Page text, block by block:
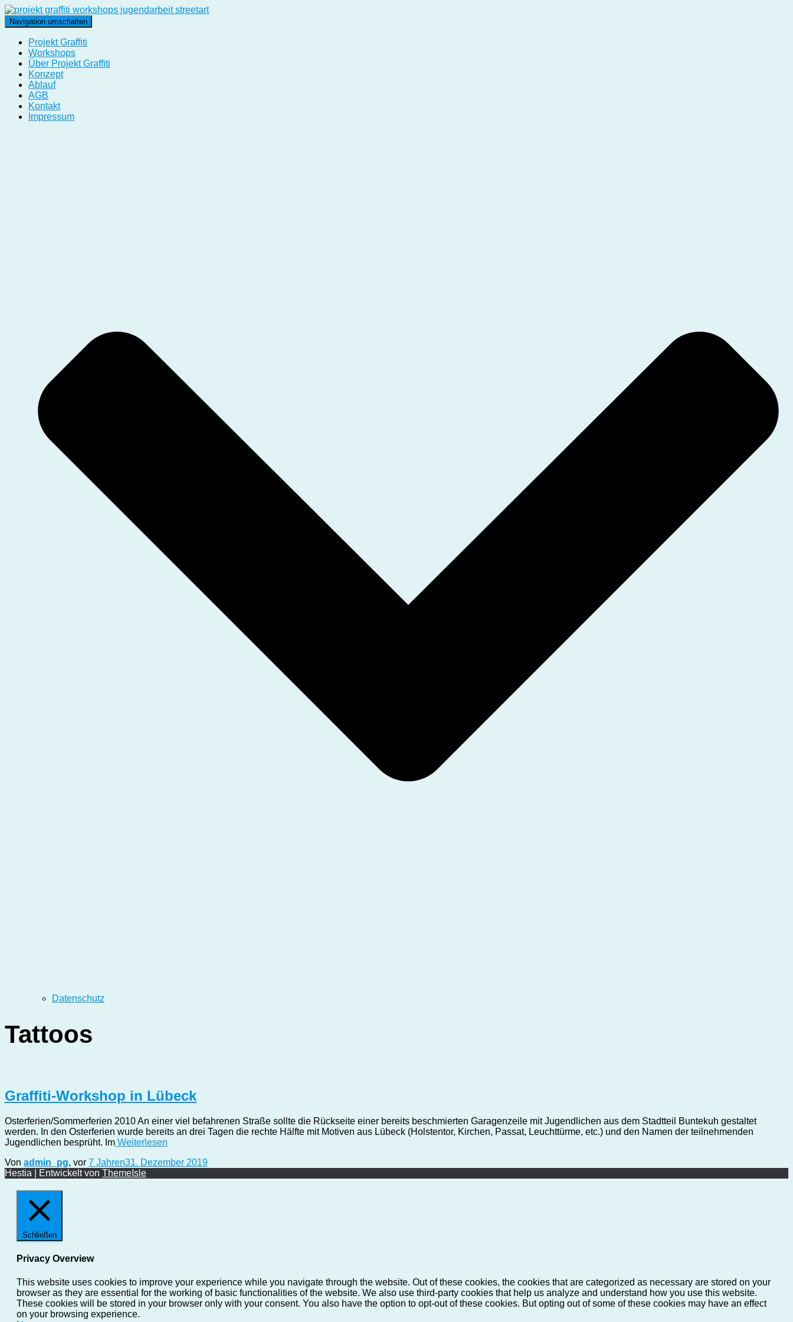
Navigation umschalten
Projekt Graffiti
Workshops
Über Projekt Graffiti
Konzept
Ablauf
AGB
Kontakt
Impressum
Datenschutz
Tattoos
Graffiti-Workshop in Lübeck
Osterferien/Sommerferien 2010 An einer viel befahrenen Straße sollte die Rückseite einer bereits beschmierten Garagenzeile mit Jugendlichen aus dem Stadtteil Buntekuh gestaltet
werden. In den Osterferien wurde bereits an drei Tagen die rechte Hälfte mit Motiven aus Lübeck (Holstentor, Kirchen, Passat, Leuchttürme, etc.) und den Namen der teilnehmenden
Jugendlichen besprüht. Im Weiterlesen
Von admin_pg, vor 7 Jahren31. Dezember 2019
Hestia | Entwickelt von ThemeIsle
Schließen
Privacy Overview
This website uses cookies to improve your experience while you navigate through the website. Out of these cookies, the cookies that are categorized as necessary are stored on your
browser as they are essential for the working of basic functionalities of the website. We also use third-party cookies that help us analyze and understand how you use this website.
These cookies will be stored in your browser only with your consent. You also have the option to opt-out of these cookies. But opting out of some of these cookies may have an effect
on your browsing experience.